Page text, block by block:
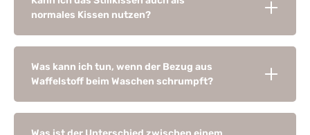
normales Kissen nutzen?
Was kann ich tun, wenn der Bezug aus
Waffelstoff beim Waschen schrumpft?